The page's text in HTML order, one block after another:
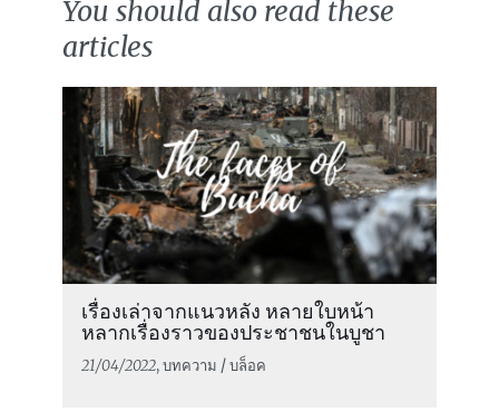
You should also read these
articles
เรื่องเล่าจากแนวหลัง หลายใบหน้า
หลากเรื่องราวของประชาชนในบูชา
21/04/2022, บทความ / บล็อค